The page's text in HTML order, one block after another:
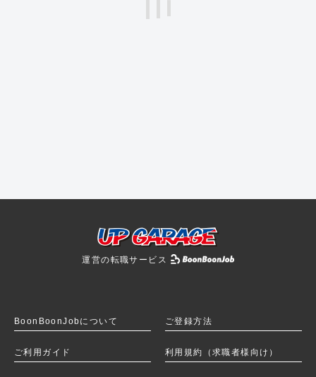
運営の転職サービス
BoonBoonJobについて ご登録方法
ご利用ガイド 利用規約（求職者様向け）